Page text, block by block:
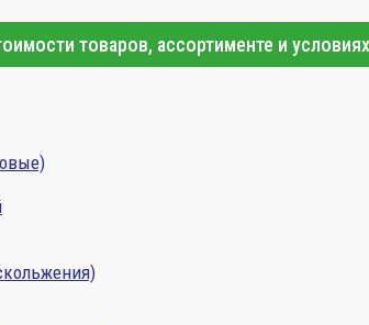
товаров, ассортименте и